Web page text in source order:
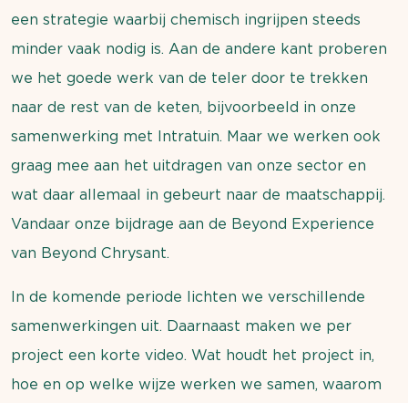
een strategie waarbij chemisch ingrijpen steeds
minder vaak nodig is. Aan de andere kant proberen
we het goede werk van de teler door te trekken
naar de rest van de keten, bijvoorbeeld in onze
samenwerking met Intratuin. Maar we werken ook
graag mee aan het uitdragen van onze sector en
wat daar allemaal in gebeurt naar de maatschappij.
Vandaar onze bijdrage aan de Beyond Experience
van Beyond Chrysant.
In de komende periode lichten we verschillende
samenwerkingen uit. Daarnaast maken we per
project een korte video. Wat houdt het project in,
hoe en op welke wijze werken we samen, waarom